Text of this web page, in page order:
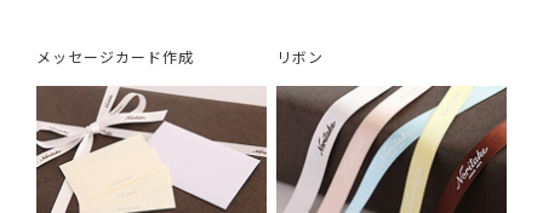
メッセージカード作成 リボン